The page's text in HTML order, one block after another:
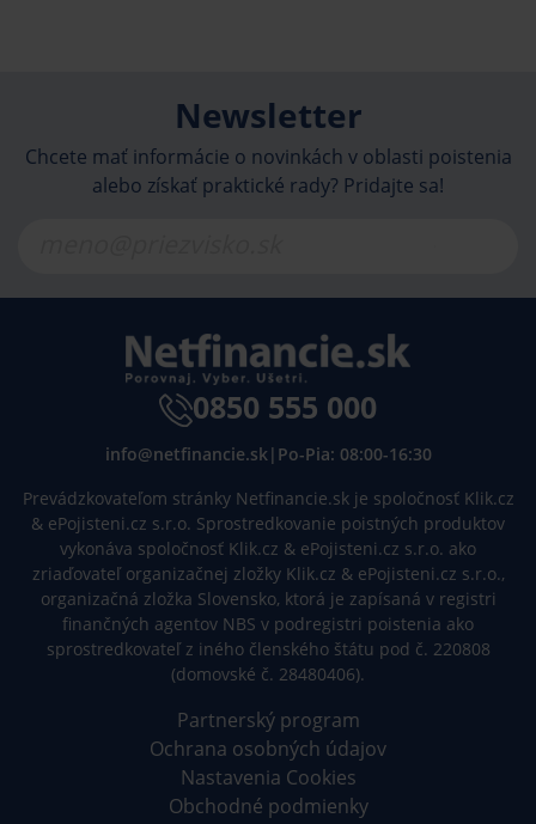
Newsletter
Chcete mať informácie o novinkách v oblasti poistenia
alebo získať praktické rady? Pridajte sa!
0850 555 000
info@netfinancie.sk| Po-Pia: 08:00-16:30
Prevádzkovateľom stránky Netfinancie.sk je spoločnosť Klik.cz
& ePojisteni.cz s.r.o. Sprostredkovanie poistných produktov
vykonáva spoločnosť Klik.cz & ePojisteni.cz s.r.o. ako
zriaďovateľ organizačnej zložky Klik.cz & ePojisteni.cz s.r.o.,
organizačná zložka Slovensko, ktorá je zapísaná v registri
finančných agentov NBS v podregistri poistenia ako
sprostredkovateľ z iného členského štátu pod č. 220808
(domovské č. 28480406).
Partnerský program
Ochrana osobných údajov
Nastavenia Cookies
Obchodné podmienky